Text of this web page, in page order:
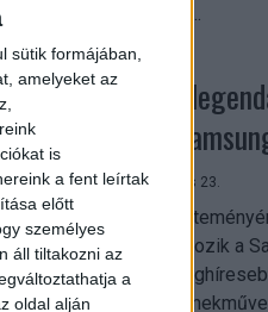
sütik formájában,
amelyeket az
is
a fent leírtak
előtt
személyes
áll tiltakozni az
a
oldal alján
üzleti információkkal...
Megérkezett a
gyűjtemény a
Digital Center 2026. július 23.
A párizsi Louvre
most először csatlakozik a
Ezzel a világ egyik
összesen már 51